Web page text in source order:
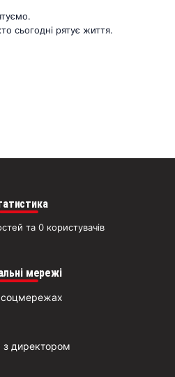
сьогодні рятує життя.
та 0 користувачів
мережі
з директором